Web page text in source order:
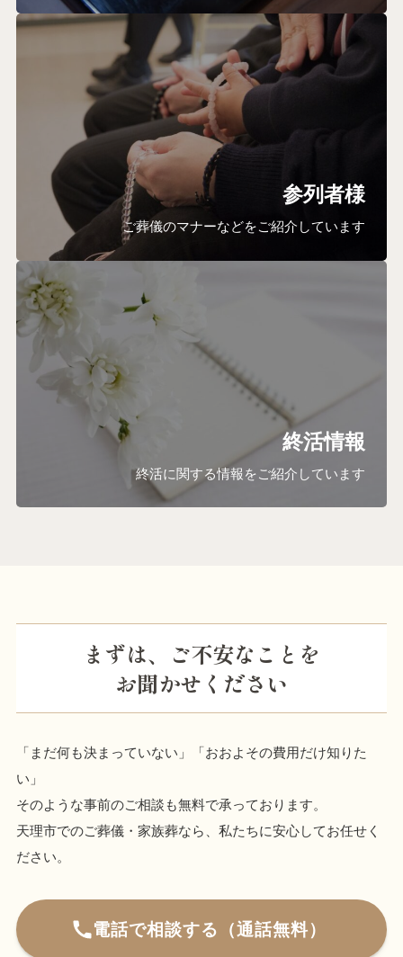
参列者様
ご葬儀のマナーなどをご紹介しています
終活情報
終活に関する情報をご紹介しています
まずは、ご不安なことを
お聞かせください
「まだ何も決まっていない」「おおよその費用だけ知りた
い」
そのような事前のご相談も無料で承っております。
天理市でのご葬儀・家族葬なら、私たちに安心してお任せく
ださい。
電話で相談する（通話無料）